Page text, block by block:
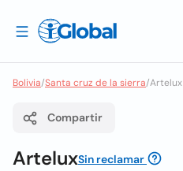
Bolivia/Santa cruz de la sierra/Artelux
Compartir
ArteluxSin reclamar